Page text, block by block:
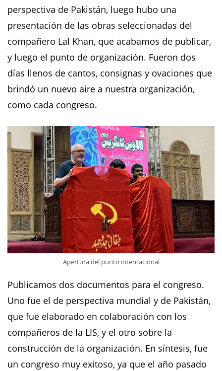
perspectiva de Pakistán, luego hubo una
presentación de las obras seleccionadas del
compañero Lal Khan, que acabamos de publicar,
y luego el punto de organización. Fueron dos
días llenos de cantos, consignas y ovaciones que
brindó un nuevo aire a nuestra organización,
como cada congreso.
Apertura del punto internacional
Publicamos dos documentos para el congreso.
Uno fue el de perspectiva mundial y de Pakistán,
que fue elaborado en colaboración con los
compañeros de la LIS, y el otro sobre la
construcción de la organización. En síntesis, fue
un congreso muy exitoso, ya que el año pasado